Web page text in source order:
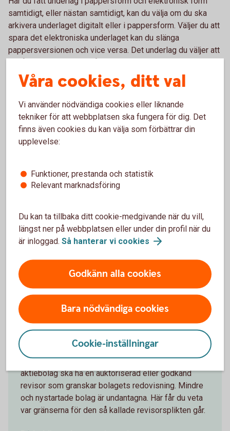
samtidigt, eller nästan samtidigt, kan du välja om du ska
arkivera underlaget digitalt eller i pappersform. Väljer du att
spara det elektroniska underlaget kan du slänga
pappersversionen och vice versa. Det underlag du väljer att
Mer information finns i Bokföringsnämndens vägledning
BFNAR 2013:2.
e-faktura
utifrån ditt företags behov.
e-faktura
Andra läser också
Då behöver du en revisor
Sedan 2010 är det inte längre ett krav att alla
aktiebolag ska ha en auktoriserad eller godkänd
revisor som granskar bolagets redovisning. Mindre
och nystartade bolag är undantagna. Här får du veta
var gränserna för den så kallade revisorsplikten går.
Våra cookies, ditt val
Vi använder nödvändiga cookies eller liknande
tekniker för att webbplatsen ska fungera för dig. Det
finns även cookies du kan välja som förbättrar din
upplevelse:
Funktioner, prestanda och statistik
Relevant marknadsföring
Du kan ta tillbaka ditt cookie-medgivande när du vill,
längst ner på webbplatsen eller under din profil när du
är inloggad. Så hanterar vi cookies
Godkänn alla cookies
Bara nödvändiga cookies
Cookie-inställningar